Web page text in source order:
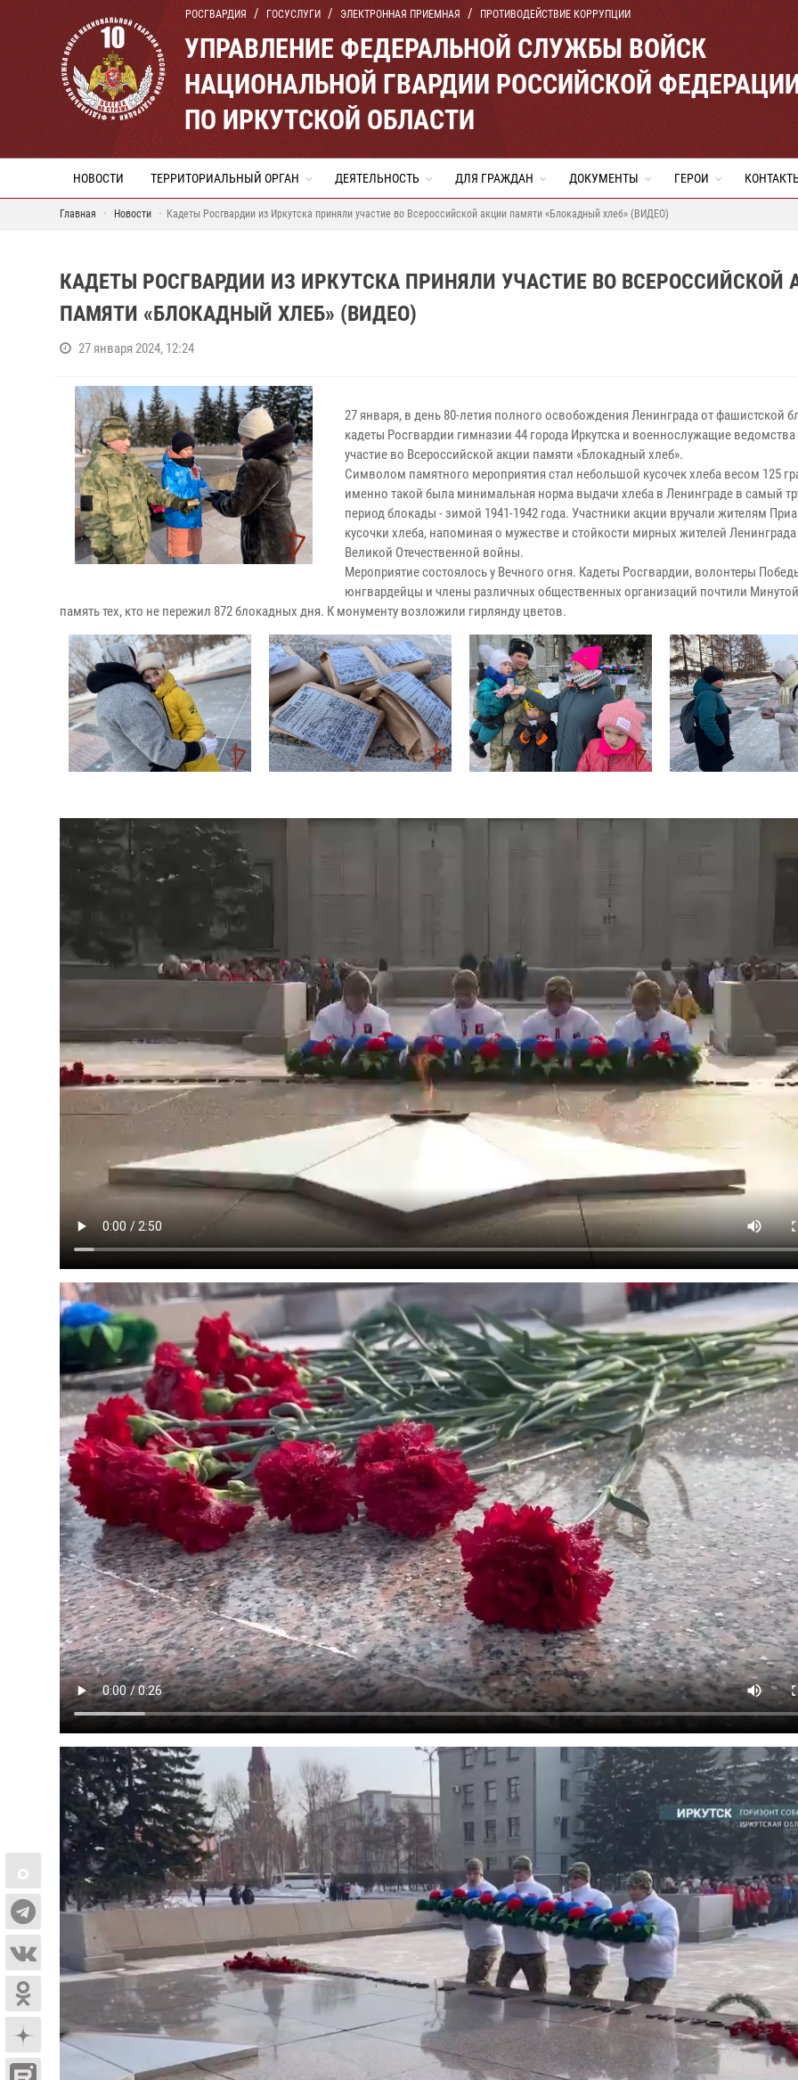
РОСГВАРДИЯ ГОСУСЛУГИ ЭЛЕКТРОННАЯ ПРИЕМНАЯ ПРОТИВОДЕЙСТВИЕ КОРРУПЦИИ
УПРАВЛЕНИЕ ФЕДЕРАЛЬНОЙ СЛУЖБЫ ВОЙСК
НАЦИОНАЛЬНОЙ ГВАРДИИ РОССИЙСКОЙ
ПО ИРКУТСКОЙ ОБЛАСТИ
НОВОСТИ ТЕРРИТОРИАЛЬНЫЙ ОРГАН ДЕЯТЕЛЬНОСТЬ ДЛЯ ГРАЖДАН ДОКУМЕНТЫ ГЕРОИ
Главная Новости Кадеты Росгвардии из Иркутска приняли участие во Всероссийской акции памяти «Блокадный хлеб» (ВИДЕО)
КАДЕТЫ РОСГВАРДИИ ИЗ ИРКУТСКА ПРИНЯЛИ УЧАСТИЕ ВО ВСЕРОССИЙСКОЙ
ПАМЯТИ «БЛОКАДНЫЙ ХЛЕБ» (ВИДЕО)
27 января 2024, 12:24
27 января, в день 80-летия полного освобождения Ленинграда от фашистской
кадеты Росгвардии гимназии 44 города Иркутска и военнослужащие
участие во Всероссийской акции памяти «Блокадный хлеб».
Символом памятного мероприятия стал небольшой кусочек хлеба весом 125
именно такой была минимальная норма выдачи хлеба в Ленинграде в самый
период блокады - зимой 1941-1942 года. Участники акции вручали жителям
кусочки хлеба, напоминая о мужестве и стойкости мирных жителей
Великой Отечественной войны.
Мероприятие состоялось у Вечного огня. Кадеты Росгвардии, волонтеры
юнгвардейцы и члены различных общественных организаций почтили
память тех, кто не пережил 872 блокадных дня. К монументу возложили гирлянду цветов.